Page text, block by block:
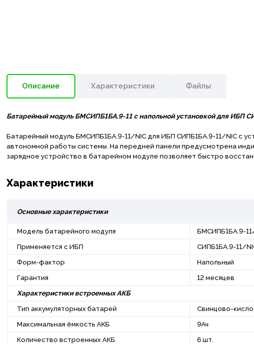
Описание Характеристики Файлы
Батарейный модуль БМСИПБ1БА.9-11 с напольной установкой для ИБП
Батарейный модуль БМСИПБ1БА.9-11/NIC для ИБП СИПБ1БА.9-11/NIC с
автономной работы системы. На передней панели предусмотрена
зарядное устройство в батарейном модуле позволяет быстро
Характеристики
Основные характеристики
Модель батарейного модуля
БМСИПБ1БА.9-
Применяется с ИБП
СИПБ1БА.9-11/
Форм-фактор
Напольный
Гарантия
12 месяцев
Характеристики встроенных АКБ
Тип аккумуляторных батарей
Свинцово-
Максимальная ёмкость АКБ
9Ач
Количество встроенных АКБ
6 шт.